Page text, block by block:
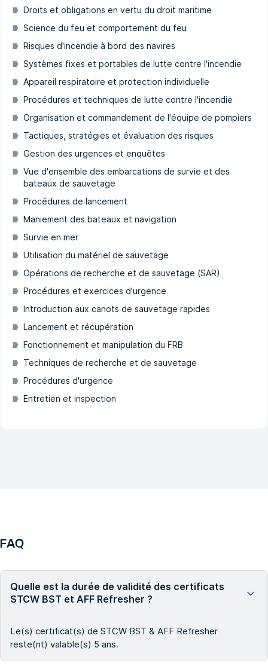
Droits et obligations en vertu du droit maritime
Science du feu et comportement du feu
Risques d'incendie à bord des navires
Systèmes fixes et portables de lutte contre l'incendie
Appareil respiratoire et protection individuelle
Procédures et techniques de lutte contre l'incendie
Organisation et commandement de l'équipe de pompiers
Tactiques, stratégies et évaluation des risques
Gestion des urgences et enquêtes
Vue d'ensemble des embarcations de survie et des
bateaux de sauvetage
Procédures de lancement
Maniement des bateaux et navigation
Survie en mer
Utilisation du matériel de sauvetage
Opérations de recherche et de sauvetage (SAR)
Procédures et exercices d'urgence
Introduction aux canots de sauvetage rapides
Lancement et récupération
Fonctionnement et manipulation du FRB
Techniques de recherche et de sauvetage
Procédures d'urgence
Entretien et inspection
FAQ
Quelle est la durée de validité des certificats
STCW BST et AFF Refresher ?
Le(s) certificat(s) de STCW BST & AFF Refresher
reste(nt) valable(s) 5 ans.